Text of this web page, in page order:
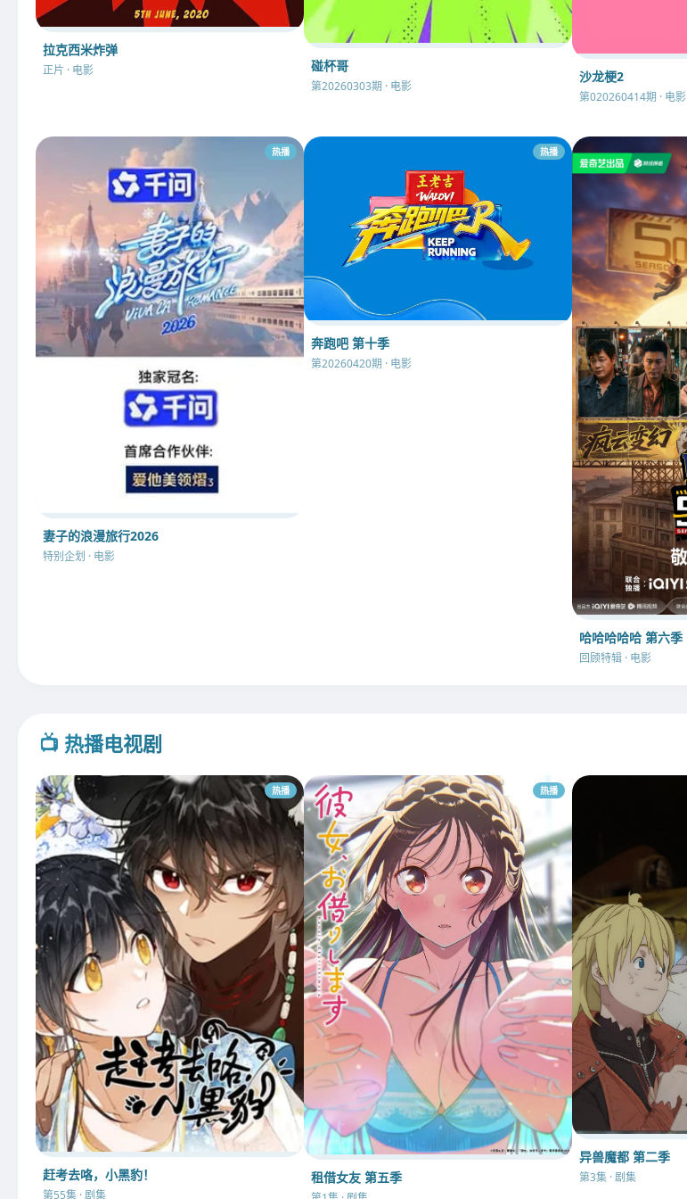
拉克西米炸弹
正片 · 电影 碰杯哥
第20260303期 · 电影
沙龙梗2
第020260414期 · 电影
热播
妻子的浪漫旅行2026
特别企划 · 电影
热播
奔跑吧 第十季
第20260420期 · 电影
哈哈哈哈哈 第六季
回顾特辑 · 电影
📺 热播电视剧
热播
赶考去咯，小黑豹！
第55集 · 剧集
热播
租借女友 第五季
异兽魔都 第二季
第3集 · 剧集